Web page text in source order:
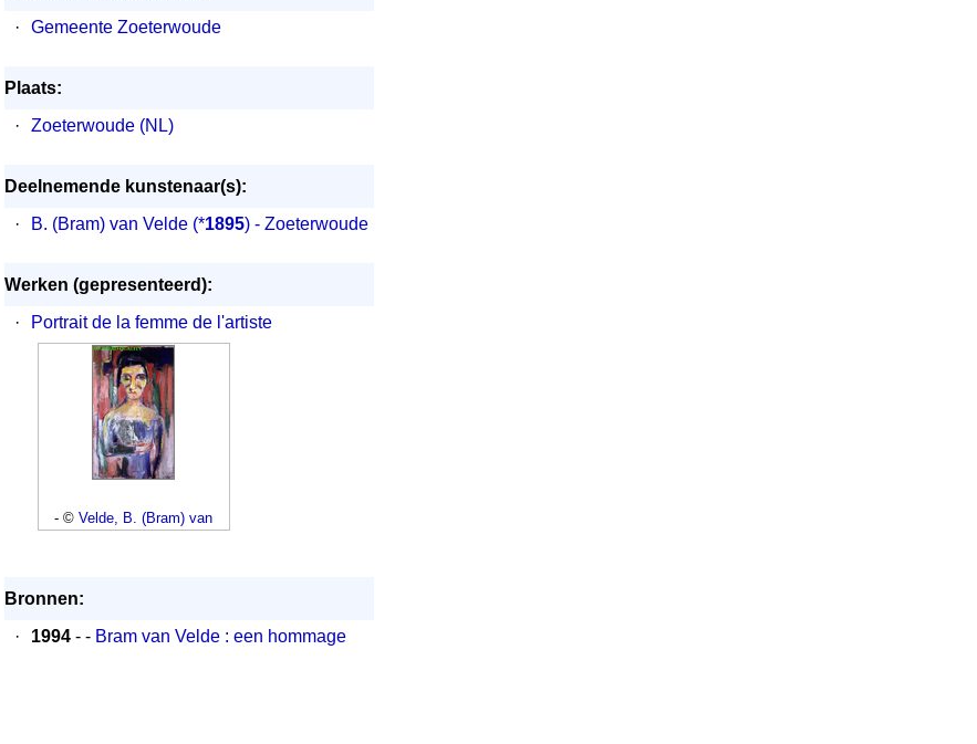
·
Gemeente Zoeterwoude
Plaats:
·
Zoeterwoude (NL)
Deelnemende kunstenaar(s):
·
B. (Bram) van Velde (*1895) - Zoeterwoude
Werken (gepresenteerd):
·
Portrait de la femme de l'artiste
- © Velde, B. (Bram) van
Bronnen:
·
1994- - Bram van Velde : een hommage